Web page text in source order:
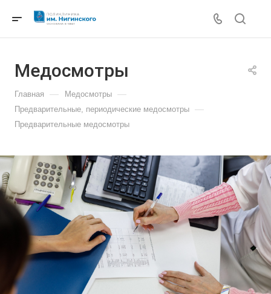
Медосмотры
Главная — Медосмотры —
Предварительные, периодические медосмотры —
Предварительные медосмотры